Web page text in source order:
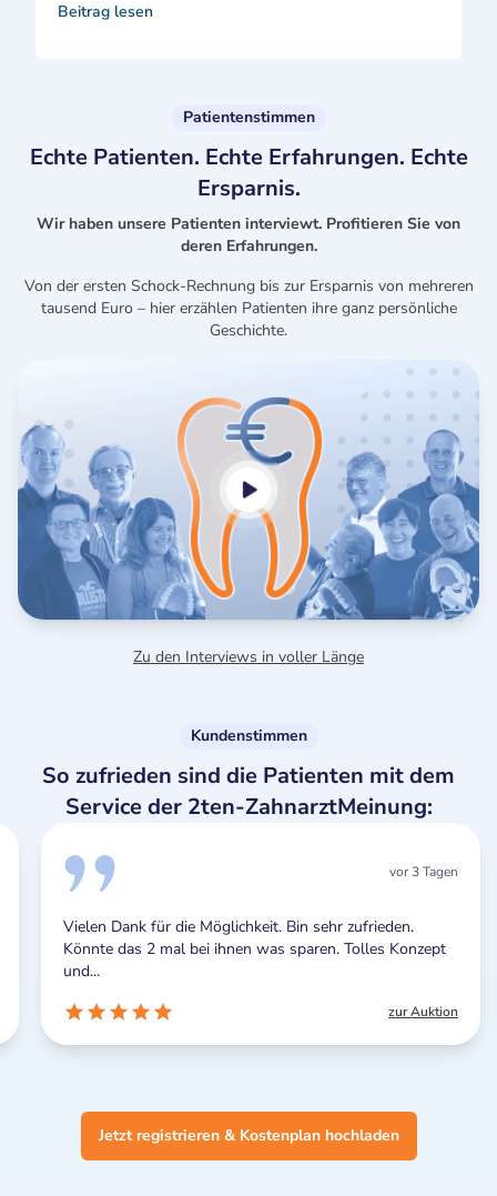
Beitrag lesen
Patientenstimmen
Echte Patienten. Echte Erfahrungen. Echte
Ersparnis.
Wir haben unsere Patienten interviewt. Profitieren Sie von
deren Erfahrungen.
Von der ersten Schock-Rechnung bis zur Ersparnis von mehreren
tausend Euro – hier erzählen Patienten ihre ganz persönliche
Geschichte.
Zu den Interviews in voller Länge
Kundenstimmen
So zufrieden sind die Patienten mit dem
Service der 2ten-ZahnarztMeinung:
vor 3 Tagen
Vielen Dank für die Möglichkeit. Bin sehr zufrieden.
Könnte das 2 mal bei ihnen was sparen. Tolles Konzept
und...
zur Auktion
Jetzt registrieren & Kostenplan hochladen